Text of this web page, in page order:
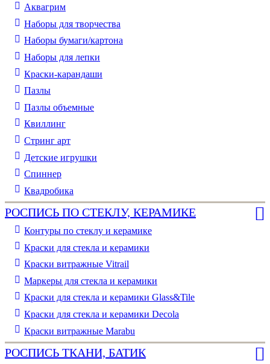
Аквагрим
Наборы для творчества
Наборы бумаги/картона
Наборы для лепки
Краски-карандаши
Пазлы
Пазлы объемные
Квиллинг
Стринг арт
Детские игрушки
Спиннер
Квадробика
РОСПИСЬ ПО СТЕКЛУ, КЕРАМИКЕ
Контуры по стеклу и керамике
Краски для стекла и керамики
Краски витражные Vitrail
Маркеры для стекла и керамики
Краски для стекла и керамики Glass&Tile
Краски для стекла и керамики Decola
Краски витражные Marabu
РОСПИСЬ ТКАНИ, БАТИК